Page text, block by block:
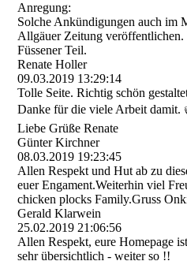
Anregung:
Solche Ankündigungen auch im
Allgäuer Zeitung veröffentlichen.
Füssener Teil.
Renate Holler
09.03.2019 13:29:14
Tolle Seite. Richtig schön
Danke für die viele Arbeit damit.
Liebe Grüße Renate
Günter Kirchner
08.03.2019 19:23:45
Allen Respekt und Hut ab zu
euer Engament.Weiterhin viel
chicken plocks Family.Gruss
Gerald Klarwein
25.02.2019 21:06:56
Allen Respekt, eure Homepage
sehr übersichtlich - weiter so !!